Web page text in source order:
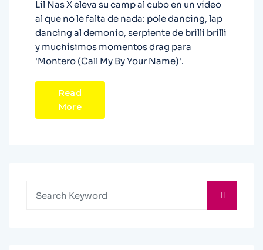
Lil Nas X eleva su camp al cubo en un vídeo
al que no le falta de nada: pole dancing, lap
dancing al demonio, serpiente de brilli brilli
y muchísimos momentos drag para
'Montero (Call My By Your Name)'.
Read
More